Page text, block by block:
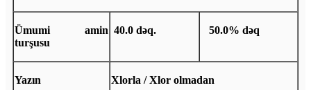
Ümumi amin
turşusu
40.0 dəq. 50.0% dəq
Yazın Xlorla / Xlor olmadan